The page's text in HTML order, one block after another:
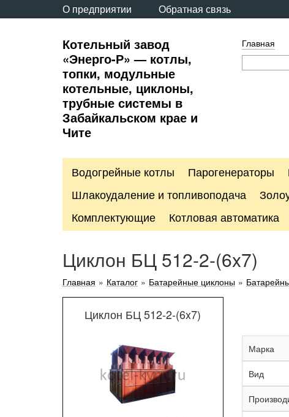
О предприятии Обратная связь
Котельный завод
«Энерго-Р» — котлы,
топки, модульные
котельные, циклоны,
трубные системы в
Забайкальском крае и
Чите
Главная
Водогрейные котлы Парогенераторы
Шлакоудаление и топливоподача
Комплектующие
Котловая автоматика
Циклон БЦ 512-2-(6x7)
Главная » Каталог » Батарейные циклоны »
Циклон БЦ 512-2-(6x7)
Марка
Вид